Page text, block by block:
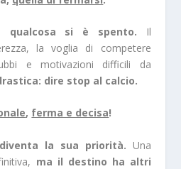
qualcosa si è spento. Il
la voglia di competere
e motivazioni difficili da
dire stop al calcio.
, ferma e decisa!
la sua priorità. Una
ma il destino ha altri